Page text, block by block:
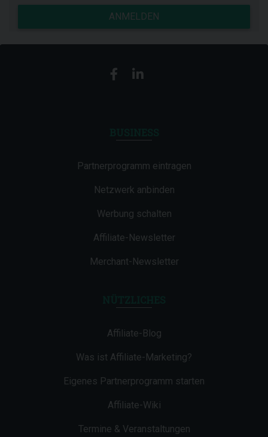
ANMELDEN
Partnerprogramm eintragen
Netzwerk anbinden
Werbung schalten
Affiliate-Newsletter
Merchant-Newsletter
Affiliate-Blog
Was ist Affiliate-Marketing?
Eigenes Partnerprogramm starten
Affiliate-Wiki
Termine & Veranstaltungen